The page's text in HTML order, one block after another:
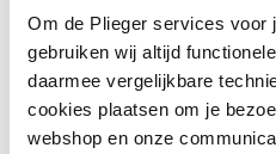
Om de Plieger services voor
gebruiken wij altijd
daarmee vergelijkbare
cookies plaatsen om je
webshop en onze
Oppervlaktebeschermin
g uitloop
Materiaal plakplaat